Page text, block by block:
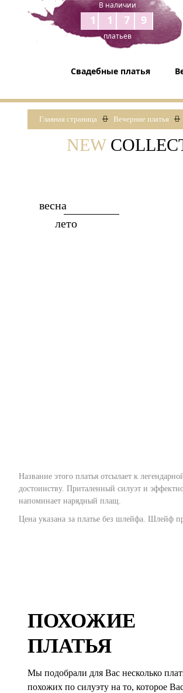
В наличии
1179
платьев
Свадебные платья
Главная страница Вечерние платья
NEW
весна
лето
Название этого платья отсылает к
достоинству. Приталенный силуэт и
напоминает нарядный плащ.
Цена указана за платье без шлейфа. Шлейф
ПОХОЖИЕ
ПЛАТЬЯ
Мы подобрали для Вас несколько
похожих по силуэту на то, которое